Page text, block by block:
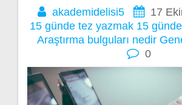
akademidelisi5
17
15 günde tez yazmak 15
Araştırma bulguları nedir
0